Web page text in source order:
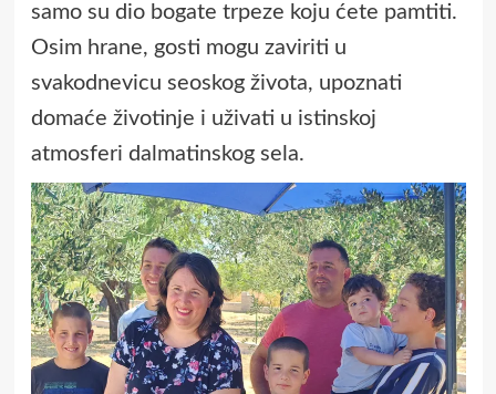
samo su dio bogate trpeze koju ćete pamtiti.
Osim hrane, gosti mogu zaviriti u
svakodnevicu seoskog života, upoznati
domaće životinje i uživati u istinskoj
atmosferi dalmatinskog sela.